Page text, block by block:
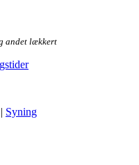
andet lækkert
| Syning